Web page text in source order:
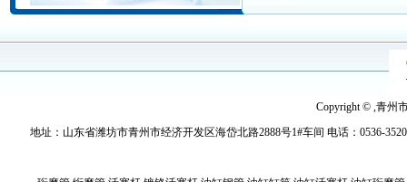
Copyright © ,青州
地址：山东省潍坊市青州市经济开发区海岱北路2888号1#车间 电话：0536-